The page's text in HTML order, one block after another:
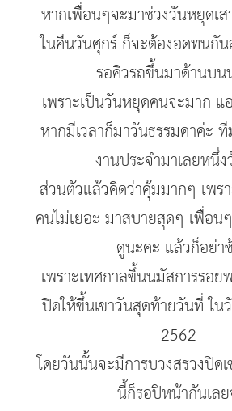
หากเพื่อนๆจะมาช่วงวันหยุดเ
ในคืนวันศุกร์ ก็จะต้องอดทนกั
รอคิวรถขึ้นมาด้านบน
เพราะเป็นวันหยุดคนจะมาก
หากมีเวลาก็มาวันธรรมดาค่ะ ที
งานประจำมาเลยหนึ่
ส่วนตัวแล้วคิดว่าคุ้มมากๆ เพร
คนไม่เยอะ มาสบายสุดๆ เพื่อน
ดูนะคะ แล้วก็อย่า
เพราะเทศกาลขึ้นนมัสการรอ
ปิดให้ขึ้นเขาวันสุดท้ายวันที่ ใ
2562
โดยวันนั้นจะมีการบวงสรวงปิด
นี้ก็รอปีหน้ากันเล